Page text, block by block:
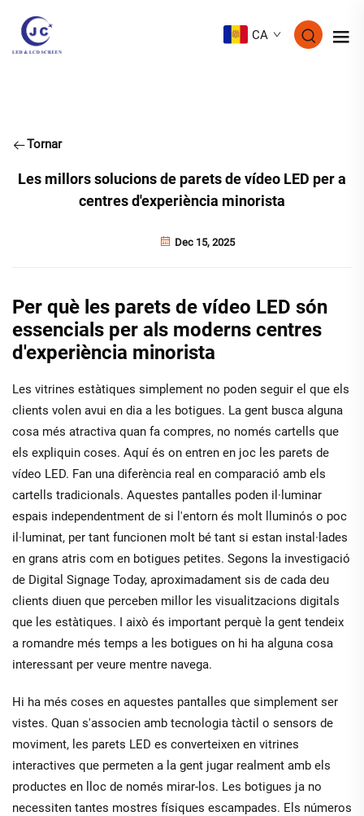
CA
Tornar
Les millors solucions de parets de vídeo LED per a
centres d'experiència minorista
Dec 15, 2025
Per què les parets de vídeo LED són
essencials per als moderns centres
d'experiència minorista
Les vitrines estàtiques simplement no poden seguir el que els
clients volen avui en dia a les botigues. La gent busca alguna
cosa més atractiva quan fa compres, no només cartells que
els expliquin coses. Aquí és on entren en joc les parets de
vídeo LED. Fan una diferència real en comparació amb els
cartells tradicionals. Aquestes pantalles poden il·luminar
espais independentment de si l'entorn és molt lluminós o poc
il·luminat, per tant funcionen molt bé tant si estan instal·lades
en grans atris com en botigues petites. Segons la investigació
de Digital Signage Today, aproximadament sis de cada deu
clients diuen que perceben millor les visualitzacions digitals
que les estàtiques. I això és important perquè la gent tendeix
a romandre més temps a les botigues on hi ha alguna cosa
interessant per veure mentre navega.
Hi ha més coses en aquestes pantalles que simplement ser
vistes. Quan s'associen amb tecnologia tàctil o sensors de
moviment, les parets LED es converteixen en vitrines
interactives que permeten a la gent jugar realment amb els
productes en lloc de només mirar-los. Les botigues ja no
necessiten tantes mostres físiques escampades. Els números